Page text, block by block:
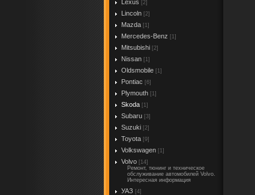
Lexus [2]
Lincoln [2]
Mazda [1]
Mercedes-Benz [1]
Mitsubishi [2]
Nissan [1]
Oldsmobile [1]
Pontiac [6]
Plymouth [1]
Skoda [1]
Subaru [3]
Suzuki [2]
Toyota [9]
Volkswagen [1]
Volvo [14]
Ремонт, тюнинг и техническое
обслуживание автомобилей Volvo.
Интересная информация
УАЗ [4]